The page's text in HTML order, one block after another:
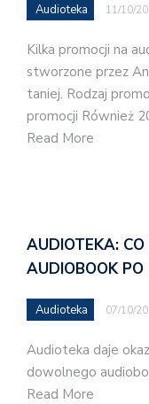
Audioteka 11/10/
Kilka promocji na
stworzone przez
taniej. Rodzaj
promocji Również
Read More
AUDIOTEKA:
AUDIOBOOK
Audioteka 07/10/
Audioteka daje
dowolnego
Read More